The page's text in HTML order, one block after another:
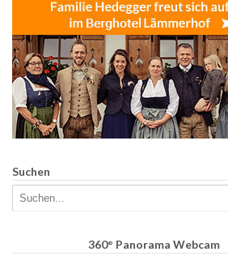
Suchen
360° Panorama Webcam